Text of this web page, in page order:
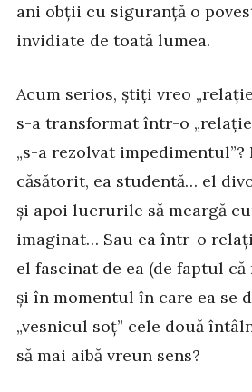
ani obții cu siguranță o
invidiate de toată lumea.
Acum serios, știți vreo
s-a transformat într-o „relație
„s-a rezolvat
căsătorit, ea studentă… el
și apoi lucrurile să meargă
imaginat… Sau ea într-o
el fascinat de ea (de faptul că
și în momentul în care ea se
„vesnicul soț” cele două
să mai aibă vreun sens?